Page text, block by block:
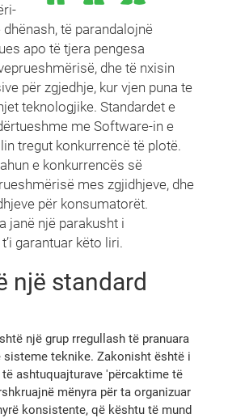
të parandalojnë
apo të tjera pengesa
dhe të nxisin
për zgjedhje, kur vjen puna te
teknologjike. Standardet e
me Software-in e
tregut konkurrencë të plotë.
e konkurrencës së
mes zgjidhjeve, dhe
për konsumatorët.
janë një parakusht i
garantuar këto liri.
një standard
një grup rregullash të pranuara
sisteme teknike. Zakonisht është i
ashtuquajturave 'përcaktime të
mënyra për ta organizuar
konsistente, që kështu të mund